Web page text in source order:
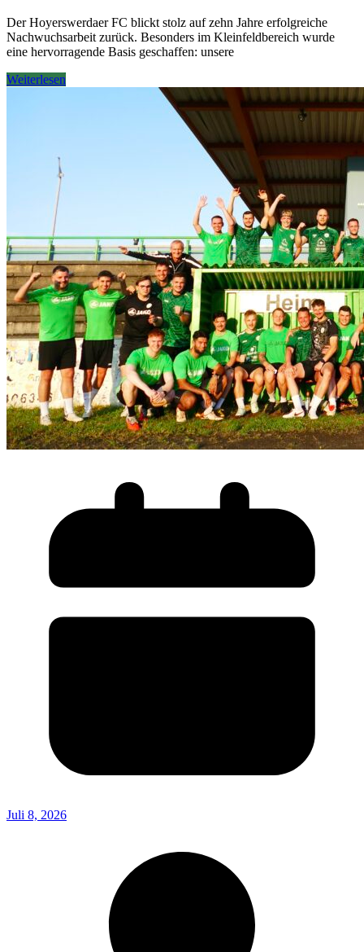
Der Hoyerswerdaer FC blickt stolz auf zehn Jahre erfolgreiche
Nachwuchsarbeit zurück. Besonders im Kleinfeldbereich wurde
eine hervorragende Basis geschaffen: unsere
Weiterlesen
Juli 8, 2026